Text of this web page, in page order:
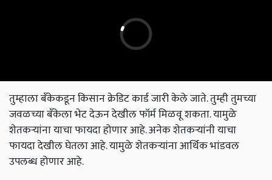
तुम्हाला बँकेकडून किसान क्रेडिट कार्ड जारी केले जाते. तुम्ही तुमच्या
जवळच्या बँकेला भेट देऊन देखील फॉर्म मिळवू शकता. यामुळे
शेतकऱ्यांना याचा फायदा होणार आहे. अनेक शेतकऱ्यांनी याचा
फायदा देखील घेतला आहे. यामुळे शेतकऱ्यांना आर्थिक भांडवल
उपलब्ध होणार आहे.